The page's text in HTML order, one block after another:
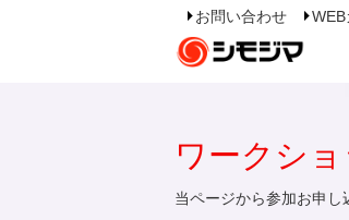
お問い合わせ
ワークシ
当ページから参加お申し